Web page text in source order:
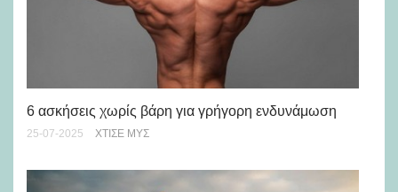
6 ασκήσεις χωρίς βάρη για γρήγορη ενδυνάμωση
25-07-2025 ΧΤΊΣΕ ΜΥΣ